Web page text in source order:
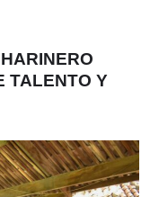
TALENTO Y